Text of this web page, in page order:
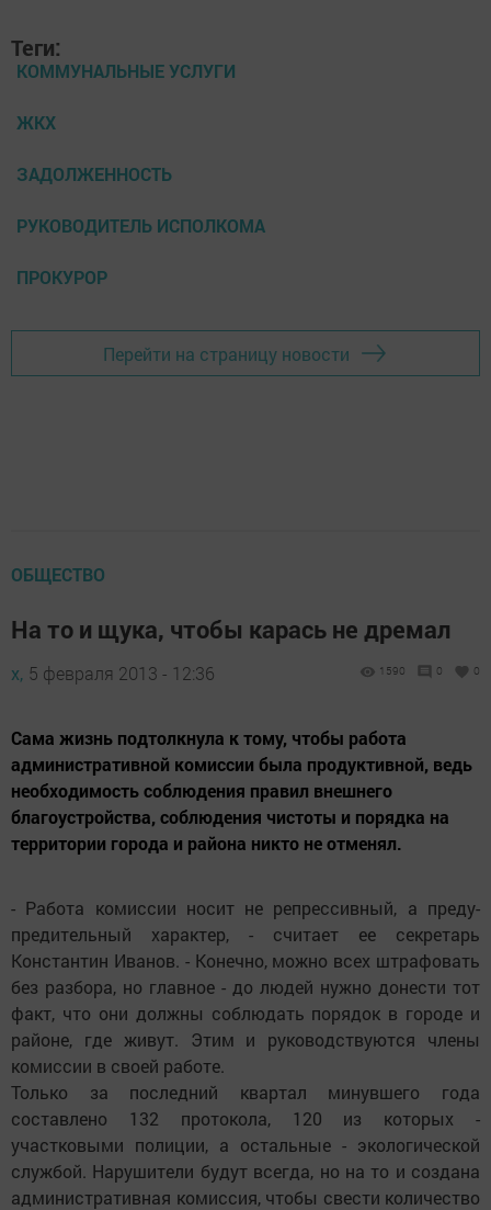
Теги:
КОММУНАЛЬНЫЕ УСЛУГИ
ЖКХ
ЗАДОЛЖЕННОСТЬ
РУКОВОДИТЕЛЬ ИСПОЛКОМА
ПРОКУРОР
Перейти на страницу новости
ОБЩЕСТВО
На то и щука, чтобы карась не дремал
х, 5 февраля 2013 - 12:36 1590 0 0
Сама жизнь подтолкнула к тому, чтобы работа
административной комиссии была продуктивной, ведь
необходимость соблюдения правил внешнего
благоустройства, соблюдения чистоты и порядка на
территории города и района никто не отменял.
- Работа комиссии носит не репрессивный, а преду­
предительный характер, - считает ее секретарь
Константин Иванов. - Конечно, можно всех штрафовать
без разбора, но главное - до людей нужно донести тот
факт, что они должны соблюдать порядок в городе и
районе, где живут. Этим и руководствуются члены
комиссии в своей работе.
Только за последний квартал минувшего года
составлено 132 протокола, 120 из которых -
участковыми полиции, а остальные - экологической
службой. Нарушители будут всегда, но на то и создана
административная комиссия, чтобы свести количество